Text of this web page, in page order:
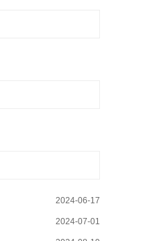
2024-06-17
2024-07-01